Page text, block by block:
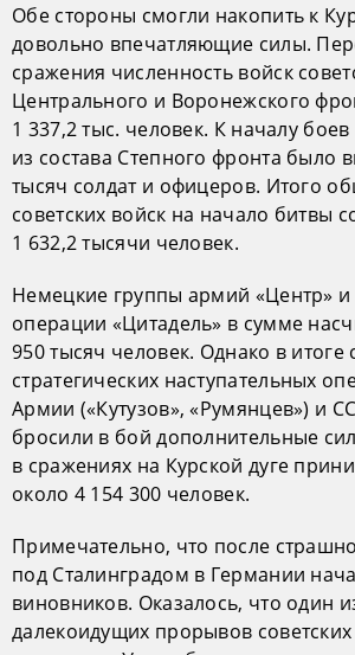
Обе стороны смогли накопить к
довольно впечатляющие силы.
сражения численность войск
Центрального и Воронежского
1 337,2 тыс. человек. К началу
из состава Степного фронта было
тысяч солдат и офицеров. Итого
советских войск на начало битвы
1 632,2 тысячи человек.
Немецкие группы армий «Центр» и
операции «Цитадель» в сумме
950 тысяч человек. Однако в итоге
стратегических наступательных
Армии («Кутузов», «Румянцев») и
бросили в бой дополнительные
в сражениях на Курской дуге
около 4 154 300 человек.
Примечательно, что после
под Сталинградом в Германии
виновников. Оказалось, что один
далекоидущих прорывов